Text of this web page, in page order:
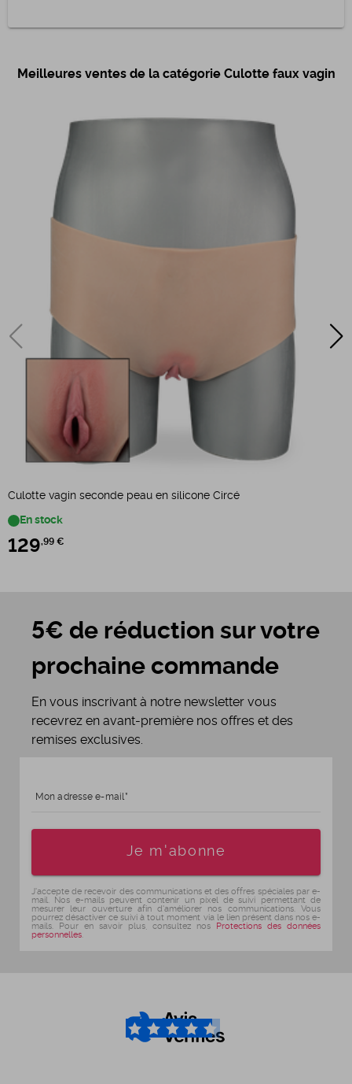
Meilleures ventes de la catégorie Culotte faux vagin
Culotte vagin seconde peau en silicone Circé
En stock
129,99 €
5€ de réduction sur votre
prochaine commande
En vous inscrivant à notre newsletter vous
recevrez en avant-première nos offres et des
remises exclusives.
Mon adresse e-mail
Je m'abonne
J'accepte de recevoir des communications et des offres spéciales par e-
mail. Nos e-mails peuvent contenir un pixel de suivi permettant de
mesurer leur ouverture afin d'améliorer nos communications. Vous
pourrez désactiver ce suivi à tout moment via le lien présent dans nos e-
mails. Pour en savoir plus, consultez nos Protections des données
personnelles.
4.6/5